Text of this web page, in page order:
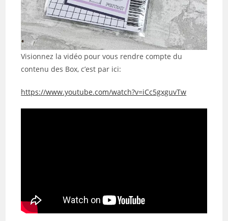
Visionnez la vidéo pour vous rendre compte du
contenu des Box, c’est par ici:
https://www.youtube.com/watch?v=iCc5gxguvTw